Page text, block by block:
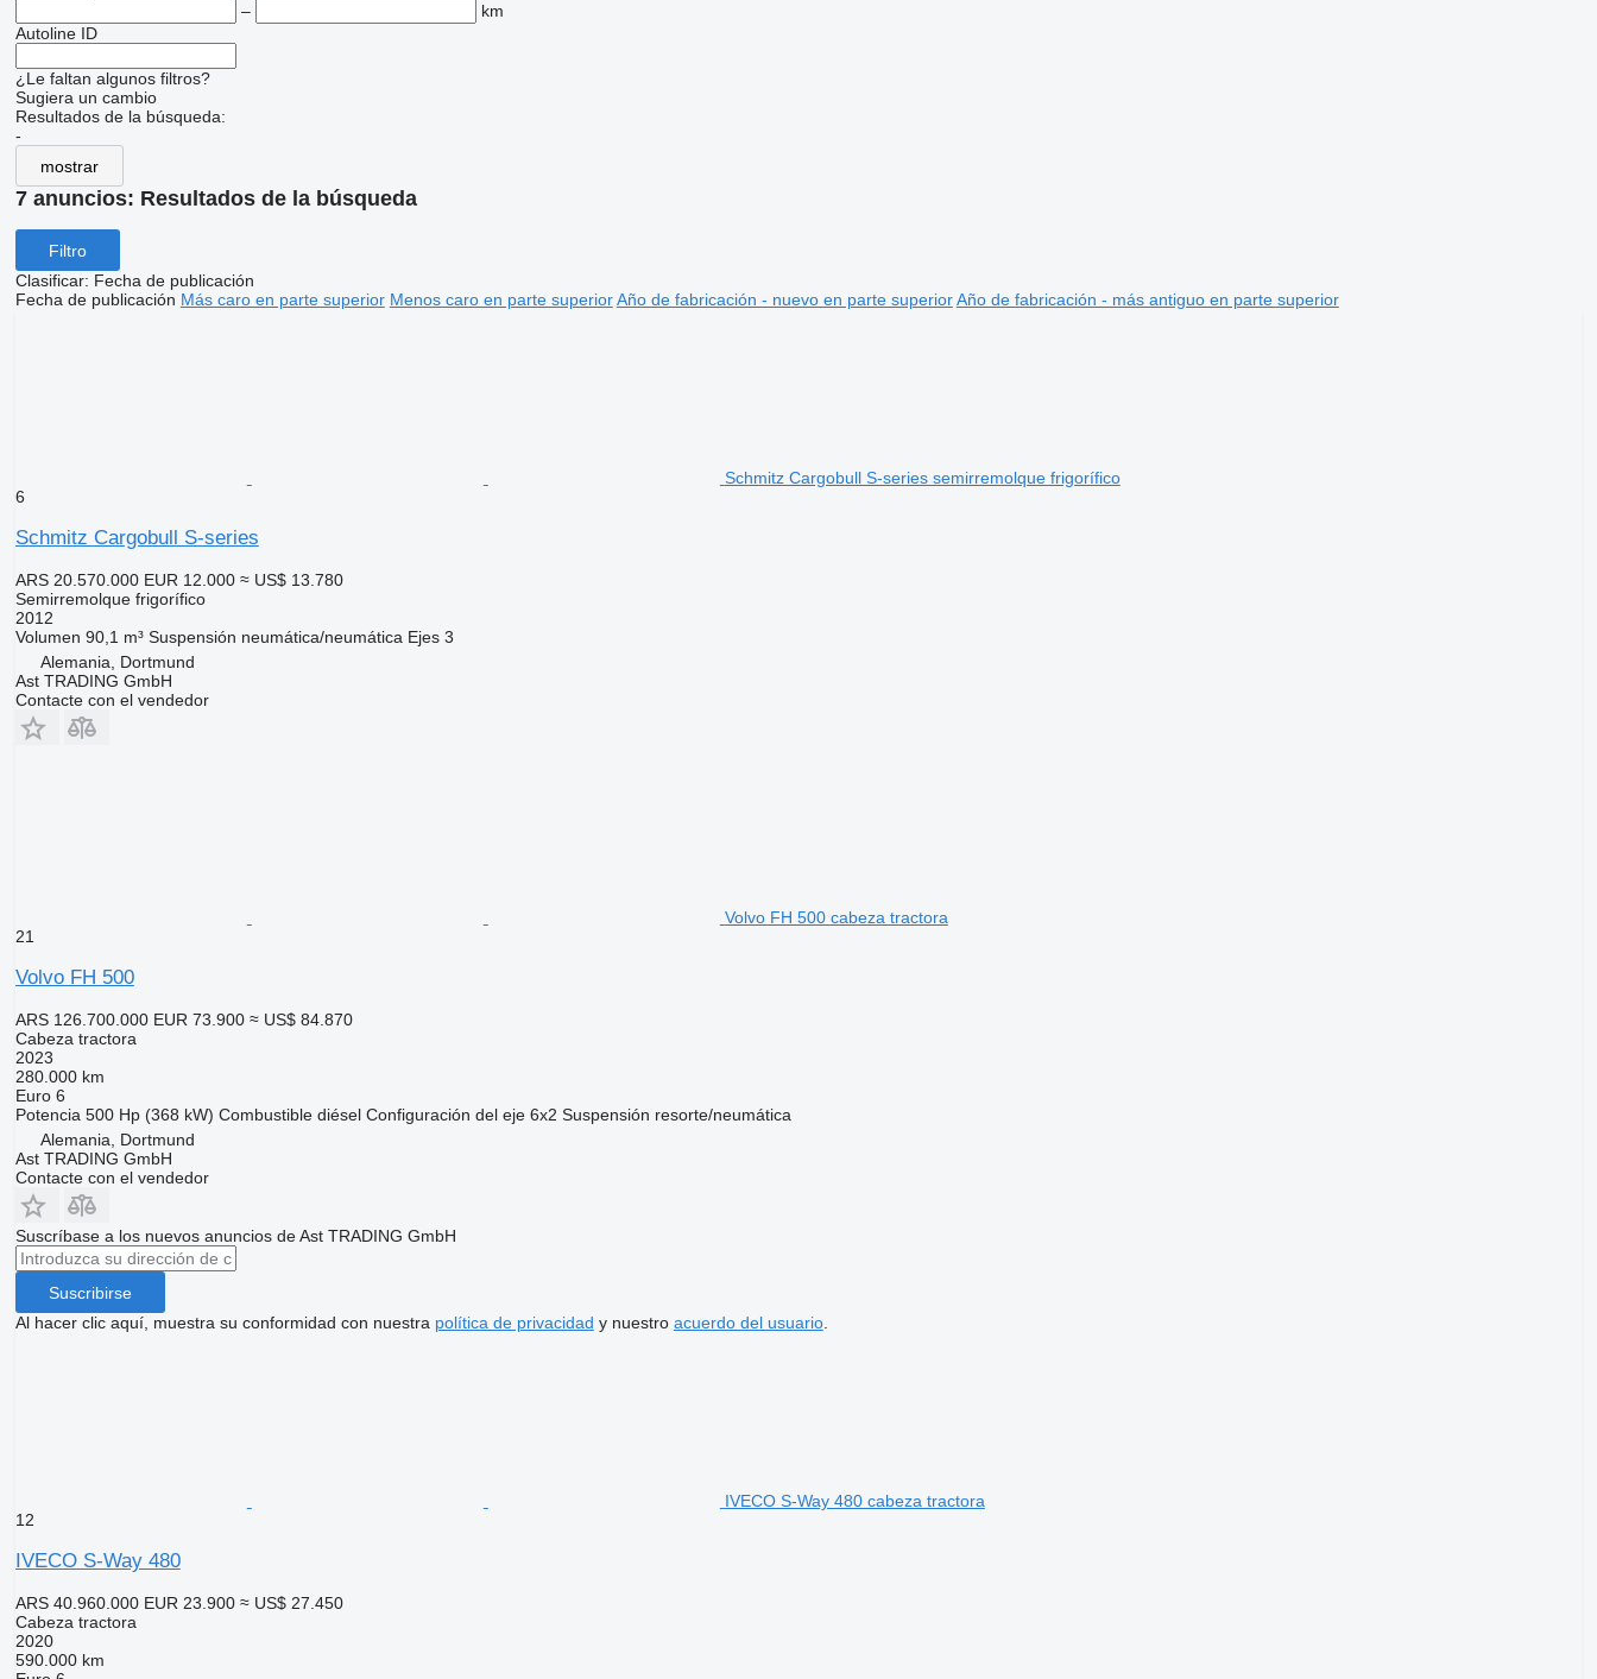
–
km
Autoline ID
¿Le faltan algunos filtros?
Sugiera un cambio
Resultados de la búsqueda:
-
mostrar
7 anuncios: Resultados de la búsqueda
Filtro
Clasificar: Fecha de publicación
Fecha de publicación Más caro en parte superior Menos caro en parte superior Año de fabricación - nuevo en parte superior Año de fabricación - más antiguo en parte superior
Schmitz Cargobull S-series semirremolque frigorífico
6
Schmitz Cargobull S-series
ARS 20.570.000 EUR 12.000 ≈ US$ 13.780
Semirremolque frigorífico
2012
Volumen 90,1 m³ Suspensión neumática/neumática Ejes 3
Alemania, Dortmund
Ast TRADING GmbH
Contacte con el vendedor
Volvo FH 500 cabeza tractora
21
Volvo FH 500
ARS 126.700.000 EUR 73.900 ≈ US$ 84.870
Cabeza tractora
2023
280.000 km
Euro 6
Potencia 500 Hp (368 kW) Combustible diésel Configuración del eje 6x2 Suspensión resorte/neumática
Alemania, Dortmund
Ast TRADING GmbH
Contacte con el vendedor
Suscríbase a los nuevos anuncios de Ast TRADING GmbH
Suscribirse
Al hacer clic aquí, muestra su conformidad con nuestra política de privacidad y nuestro acuerdo del usuario.
IVECO S-Way 480 cabeza tractora
12
IVECO S-Way 480
ARS 40.960.000 EUR 23.900 ≈ US$ 27.450
Cabeza tractora
2020
590.000 km